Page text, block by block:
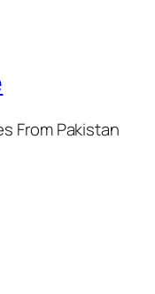
From Pakistan